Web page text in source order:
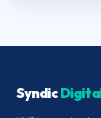
Syndic